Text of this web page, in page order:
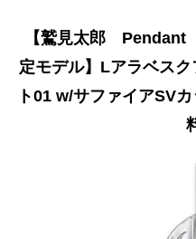
【鷲見太郎
定モデル】Lアラベス
ト01 w/サファイアSV